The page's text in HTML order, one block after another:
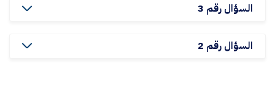
السؤال رقم 3
السؤال رقم 2